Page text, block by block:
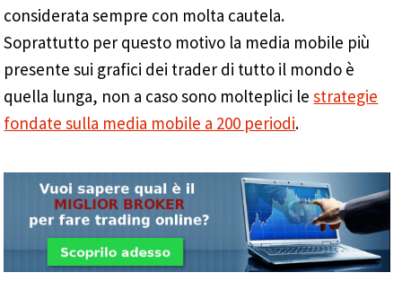
considerata sempre con molta cautela.
Soprattutto per questo motivo la media mobile più
presente sui grafici dei trader di tutto il mondo è
quella lunga, non a caso sono molteplici lestrategie
fondate sulla media mobile a 200 periodi.